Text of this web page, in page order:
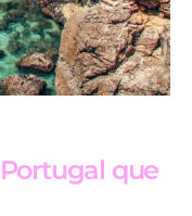
que